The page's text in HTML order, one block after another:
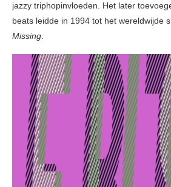
jazzy triphopinvloeden. Het later
beats leidde in 1994 tot het wereldwijde
Missing.